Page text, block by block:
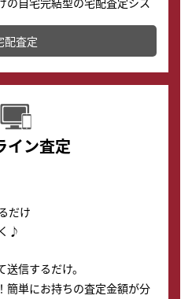
買取に出すことが可能で
配査定
イン査定
だけ
♪
信するだけ。
簡単にお持ちの査定金額が分